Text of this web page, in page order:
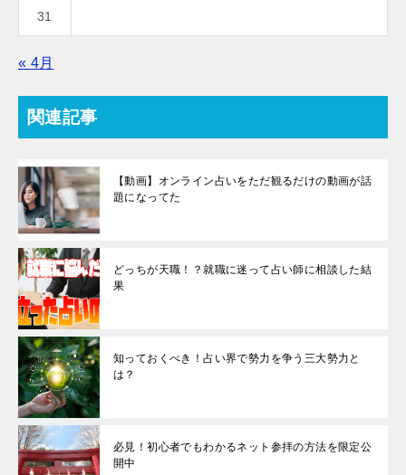
31
« 4月
関連記事
【動画】オンライン占いをただ観るだけの動画が話
題になってた
どっちが天職！？就職に迷って占い師に相談した結
果
知っておくべき！占い界で勢力を争う三大勢力と
は？
必見！初心者でもわかるネット参拝の方法を限定公
開中